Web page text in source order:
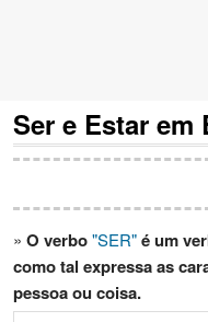
Ser e Estar em
» O verbo"SER"é um
como tal expressa as
pessoa ou coisa.